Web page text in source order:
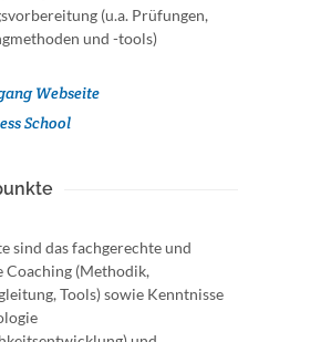
(u.a. Prüfungen,
und -tools)
Webseite
School
sind das fachgerechte und
Coaching (Methodik,
Tools) sowie Kenntnisse